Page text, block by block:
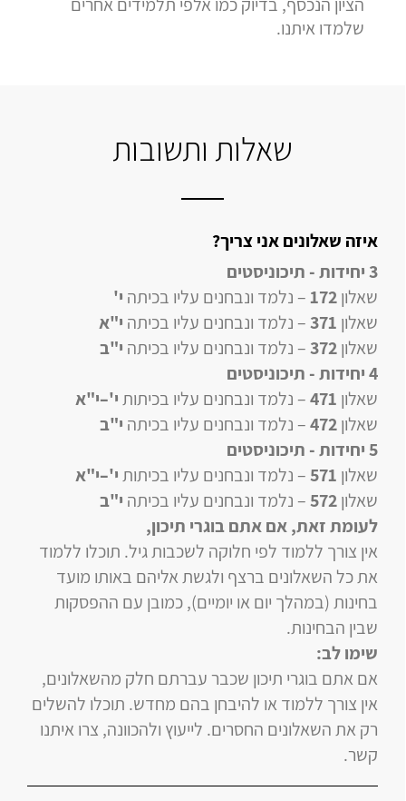
הציון הנכסף, בדיוק כמו אלפי תלמידים אחרים
שלמדו איתנו.
שאלות ותשובות
איזה שאלונים אני צריך?
3 יחידות - תיכוניסטים
שאלון172– נלמד ונבחנים עליו בכיתה י'
שאלון 371– נלמד ונבחנים עליו בכיתה י"א
שאלון372– נלמד ונבחנים עליו בכיתה י"ב
4 יחידות
- תיכוניסטים
שאלון 471
–נלמד ונבחנים עליו בכיתותי'–י"א
שאלון472
–נלמד ונבחנים עליו בכיתה י"ב
5 יחידות
- תיכוניסטים
שאלון 571
–נלמד ונבחנים עליו בכיתותי'–י"א
שאלון572
–נלמד ונבחנים עליו בכיתה י"ב
לעומת זאת, אם אתם בוגרי תיכון,
אין צורך ללמוד לפי חלוקה לשכבות גיל. תוכלו ללמוד
את כל השאלונים ברצף ולגשת אליהם באותו מועד
בחינות (במהלך יום או יומיים), כמובן עם ההפסקות
שבין הבחינות.
שימו לב:
אם אתם בוגרי תיכון שכבר עברתם חלק מהשאלונים,
אין צורך ללמוד או להיבחן בהם מחדש. תוכלו להשלים
רק את השאלונים החסרים. לייעוץ ולהכוונה, צרו איתנו
קשר.